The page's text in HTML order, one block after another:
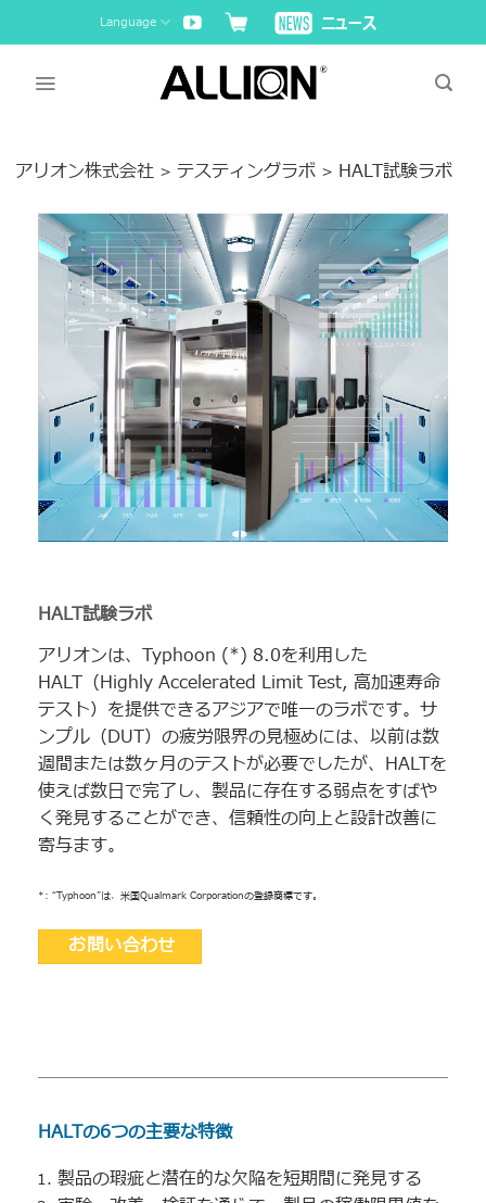
to
Language
アリオン株式会社> テスティングラボ> HALT試験ラボ
HALT試験ラボ
アリオンは、Typhoon (*) 8.0を利用した
HALT（Highly Accelerated Limit Test, 高加速寿命
テスト）を提供できるアジアで唯一のラボです。サ
ンプル（DUT）の疲労限界の見極めには、以前は数
週間または数ヶ月のテストが必要でしたが、HALTを
使えば数日で完了し、製品に存在する弱点をすばや
く発見することができ、信頼性の向上と設計改善に
寄与ます。
*: “Typhoon”は、米国Qualmark Corporationの登録商標です。
お問い合わせ
HALTの6つの主要な特徴
製品の瑕疵と潜在的な欠陥を短期間に発見する